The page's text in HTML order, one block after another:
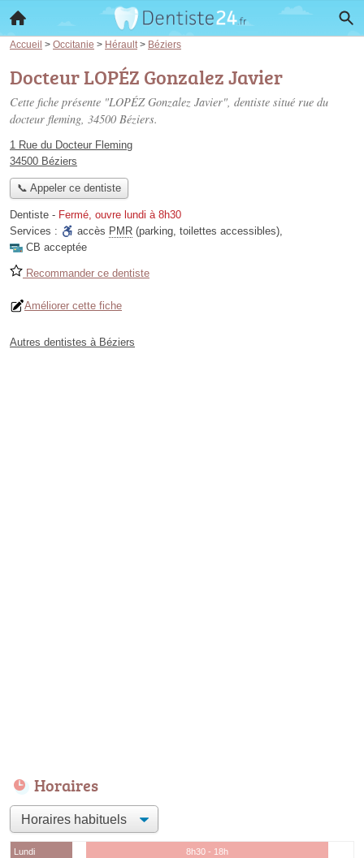
Accueil > Occitanie > Hérault > Béziers
Docteur LOPÉZ Gonzalez Javier
Cette fiche présente "LOPÉZ Gonzalez Javier", dentiste situé rue du
docteur fleming, 34500 Béziers.
1 Rue du Docteur Fleming
34500 Béziers
📞 Appeler ce dentiste
Dentiste - Fermé, ouvre lundi à 8h30
Services :
accès PMR (parking, toilettes accessibles),
CB acceptée
Recommander ce dentiste
Améliorer cette fiche
Autres dentistes à Béziers
Horaires
Lundi
8h30 - 18h